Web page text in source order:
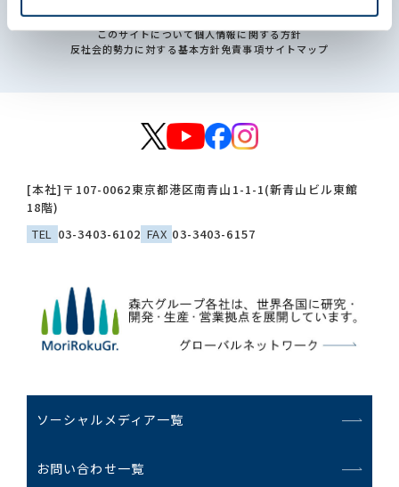
[本社] 〒107-0062東京都港区南青山1-1-1(新青山ビル東館
18階)
TEL 03-3403-6102 FAX 03-3403-6157
ソーシャルメディア一覧
お問い合わせ一覧
このサイトについて個人情報に関する方針
反社会的勢力に対する基本方針免責事項サイトマップ